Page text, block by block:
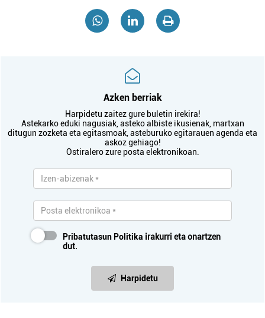
Azken berriak
Harpidetu zaitez gure buletin irekira!
Astekarko eduki nagusiak, asteko albiste ikusienak, martxan
ditugun zozketa eta egitasmoak, asteburuko egitarauen agenda eta
askoz gehiago!
Ostiralero zure posta elektronikoan.
Pribatutasun Politika irakurri eta onartzen
dut.
Harpidetu